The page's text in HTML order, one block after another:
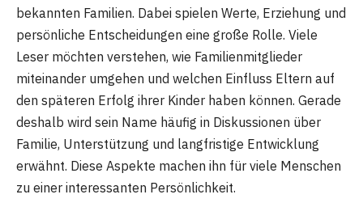
bekannten Familien. Dabei spielen Werte, Erziehung und
persönliche Entscheidungen eine große Rolle. Viele
Leser möchten verstehen, wie Familienmitglieder
miteinander umgehen und welchen Einfluss Eltern auf
den späteren Erfolg ihrer Kinder haben können. Gerade
deshalb wird sein Name häufig in Diskussionen über
Familie, Unterstützung und langfristige Entwicklung
erwähnt. Diese Aspekte machen ihn für viele Menschen
zu einer interessanten Persönlichkeit.